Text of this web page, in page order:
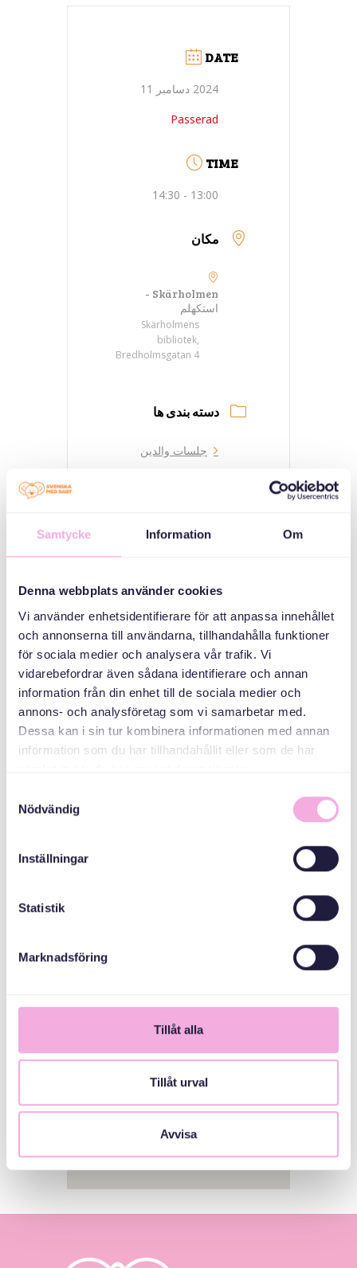
Samtycke Information Om
Denna webbplats använder cookies
Vi använder enhetsidentifierare för att anpassa innehållet
och annonserna till användarna, tillhandahålla funktioner
för sociala medier och analysera vår trafik. Vi
vidarebefordrar även sådana identifierare och annan
information från din enhet till de sociala medier och
annons- och analysföretag som vi samarbetar med.
Dessa kan i sin tur kombinera informationen med annan
information som du har tillhandahållit eller som de har
Nödvändig
Inställningar
Statistik
Marknadsföring
Tillåt alla
Tillåt urval
Avvisa
DATE
2024 دسامبر 11
Passerad
TIME
13:00 - 14:30
مکان
Skärholmen -
استکهلم
Skärholmens
bibliotek,
Bredholmsgatan 4
دسته بندی ها
جلسات والدین
Svenska med baby
bokningen@svenskamedbaby.se